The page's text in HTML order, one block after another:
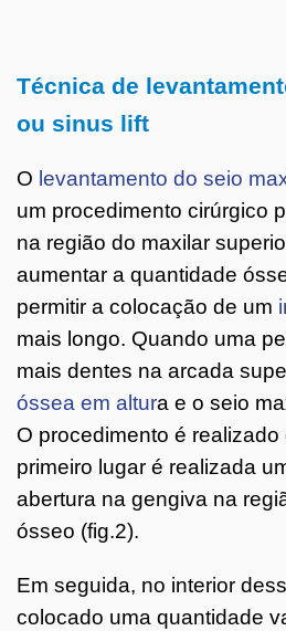
Técnica de
ou sinus lift
O levantamento do seio
um procedimento cirúrgico
na região do maxilar
aumentar a quantidade
permitir a colocação de um
mais longo. Quando uma
mais dentes na arcada
óssea em altura e o seio
O procedimento é
primeiro lugar é realizada
abertura na gengiva na
ósseo (fig.2).
Em seguida, no interior
colocado uma quantidade